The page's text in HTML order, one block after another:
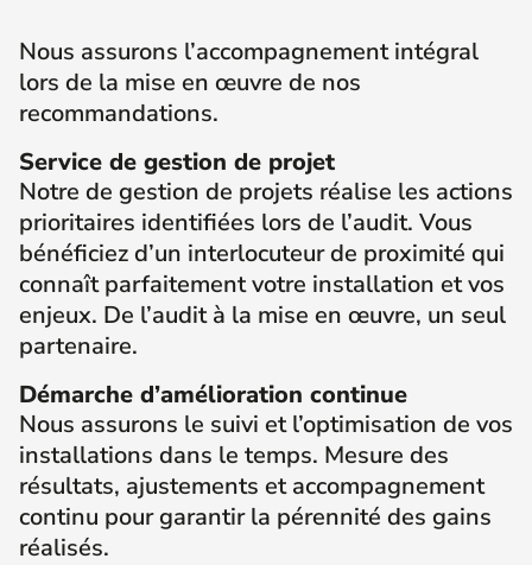
Nous assurons l’accompagnement intégral
lors de la mise en œuvre de nos
recommandations.
Service de gestion de projet
Notre de gestion de projets réalise les actions
prioritaires identifiées lors de l’audit. Vous
bénéficiez d’un interlocuteur de proximité qui
connaît parfaitement votre installation et vos
enjeux. De l’audit à la mise en œuvre, un seul
partenaire.
Démarche d’amélioration continue
Nous assurons le suivi et l’optimisation de vos
installations dans le temps. Mesure des
résultats, ajustements et accompagnement
continu pour garantir la pérennité des gains
réalisés.